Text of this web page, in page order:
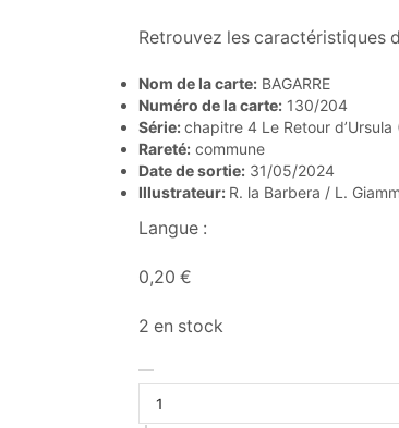
Retrouvez les caractéristiques
Nom de la carte: BAGARRE
Numéro de la carte: 130/204
Série:chapitre 4 Le Retour d’Ursula
Rareté: commune
Date de sortie: 31/05/2024
Illustrateur: R. la Barbera / L.
Langue :
0,20 €
2 en stock